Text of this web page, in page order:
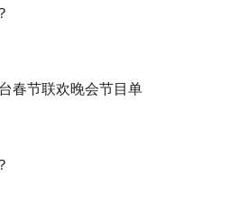
春节联欢晚会节目单